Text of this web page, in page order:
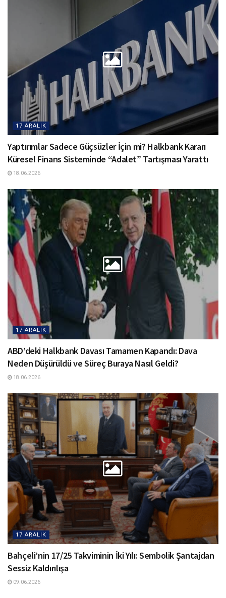
17 ARALIK
Yaptırımlar Sadece Güçsüzler İçin mi? Halkbank Kararı
Küresel Finans Sisteminde “Adalet” Tartışması Yarattı
18.06.2026
17 ARALIK
ABD’deki Halkbank Davası Tamamen Kapandı: Dava
Neden Düşürüldü ve Süreç Buraya Nasıl Geldi?
18.06.2026
17 ARALIK
Bahçeli’nin 17/25 Takviminin İki Yılı: Sembolik Şantajdan
Sessiz Kaldırılışa
09.06.2026